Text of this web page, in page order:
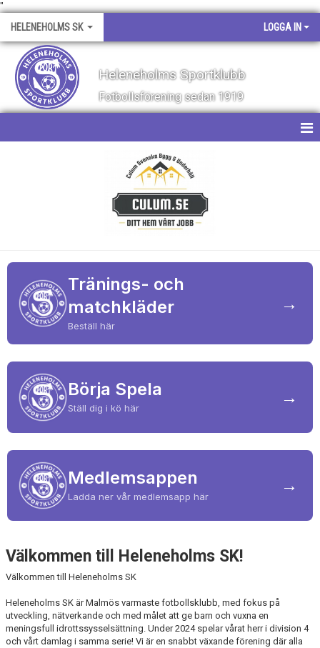
"
HELENEHOLMS SK LOGGA IN
Heleneholms Sportklubb
Fotbollsförening sedan 1919
MATCHER
KONTAKT
DOKUMENT
AVGIFTER
Tränings- och
matchkläder
Beställ här
→
Börja Spela
Ställ dig i kö här
→
Medlemsappen
Ladda ner vår medlemsapp här
→
Välkommen till Heleneholms SK!
Välkommen till Heleneholms SK
Heleneholms SK är Malmös varmaste fotbollsklubb, med fokus på
utveckling, nätverkande och med målet att ge barn och vuxna en
meningsfull idrottssysselsättning. Under 2024 spelar vårat herr i division 4
och vårt damlag i samma serie! Vi är en snabbt växande förening där alla